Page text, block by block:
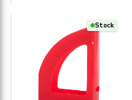
Stock